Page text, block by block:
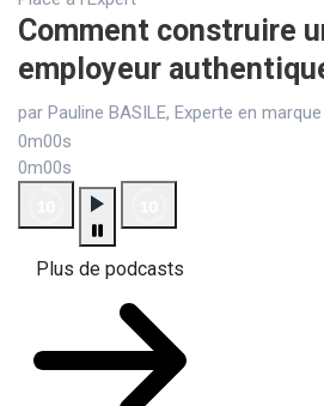
Comment construire
employeur
par Pauline BASILE, Experte en
0m00s
0m00s
Plus de podcasts